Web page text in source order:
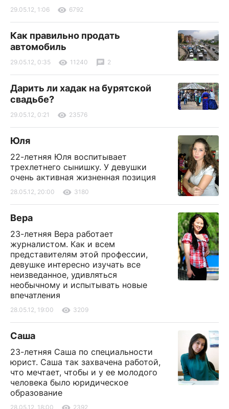
29.05.12, 1:06 6792
Как правильно продать
автомобиль
29.05.12, 0:35 11240 2
Дарить ли хадак на бурятской
свадьбе?
29.05.12, 0:21 23576
Юля
22-летняя Юля воспитывает
трехлетнего сынишку. У девушки
очень активная жизненная позиция
28.05.12, 20:00 3180
Вера
23-летняя Вера работает
журналистом. Как и всем
представителям этой профессии,
девушке интересно изучать все
неизведанное, удивляться
необычному и испытывать новые
впечатления
28.05.12, 19:00 3209
Саша
23-летняя Саша по специальности
юрист. Саша так захвачена работой,
что мечтает, чтобы и у ее молодого
человека было юридическое
образование
28.05.12, 18:00 2392